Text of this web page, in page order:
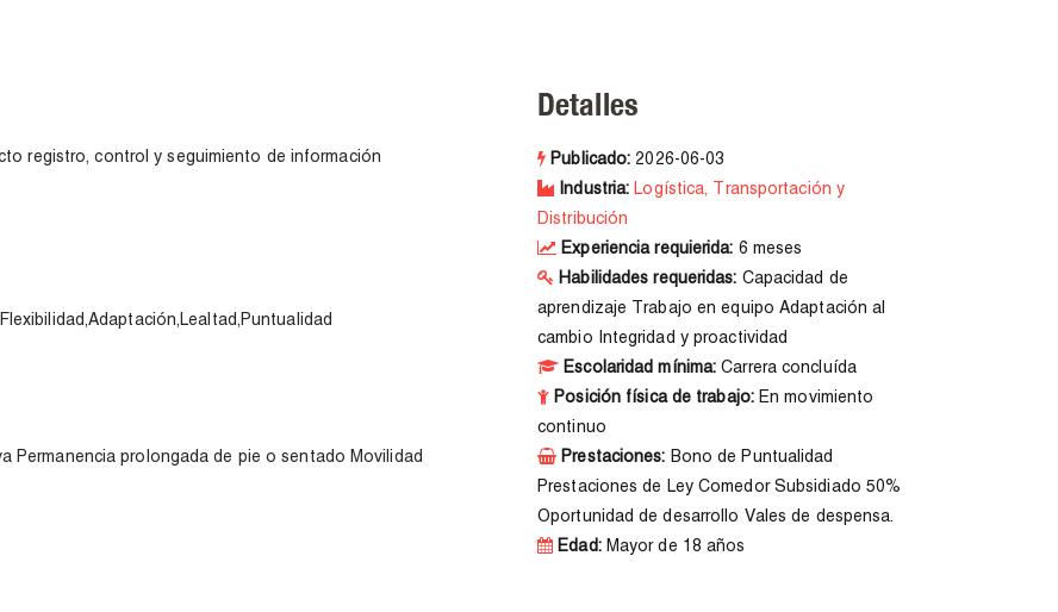
registro, control y seguimiento de información
Permanencia prolongada de pie o sentado Movilidad
Detalles
Publicado: 2026-06-03
Industria: Logística, Transportación y
Distribución
Experiencia requierida: 6 meses
Habilidades requeridas: Capacidad de
aprendizaje Trabajo en equipo Adaptación al
cambio Integridad y proactividad
Escolaridad mínima: Carrera concluída
Posición física de trabajo: En movimiento
continuo
Prestaciones: Bono de Puntualidad
Prestaciones de Ley Comedor Subsidiado 50%
Oportunidad de desarrollo Vales de despensa.
Edad:Mayor de 18 años